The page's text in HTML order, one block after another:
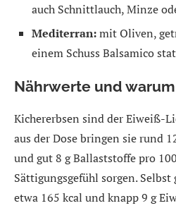
auch Schnittlauch, Minze
Mediterran:mit Oliven,
einem Schuss Balsamico
Nährwerte und
Kichererbsen sind der Eiweiß-
aus der Dose bringen sie rund
und gut 8 g Ballaststoffe pro
Sättigungsgefühl sorgen.
etwa 165 kcal und knapp 9 g